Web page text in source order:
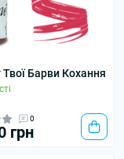
Твої Барви Кохання
0
грн